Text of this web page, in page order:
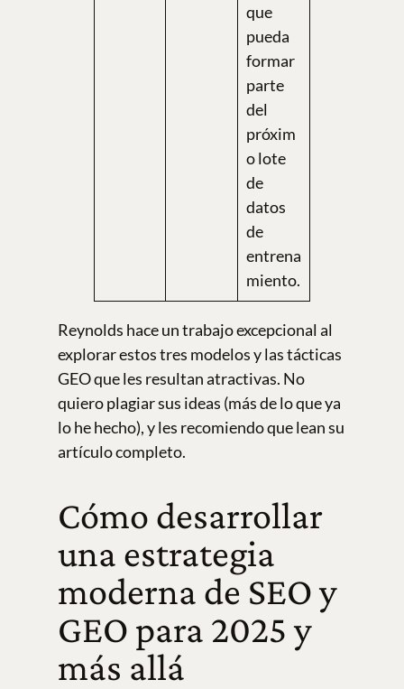
que
pueda
formar
parte
del
próxim
o lote
de
datos
de
entrena
miento.
Reynolds hace un trabajo excepcional al
explorar estos tres modelos y las tácticas
GEO que les resultan atractivas. No
quiero plagiar sus ideas (más de lo que ya
lo he hecho), y les recomiendo que lean su
artículo completo.
Cómo desarrollar
una estrategia
moderna de SEO y
GEO para 2025 y
más allá